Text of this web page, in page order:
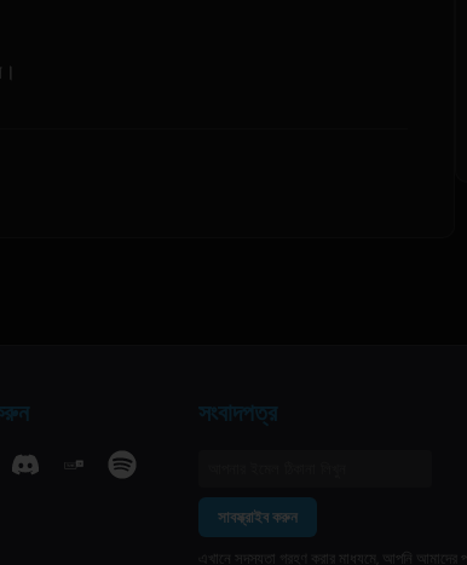
সংবাদপত্র
সাবস্ক্রাইব করুন
এখানে সদস্যতা গ্রহণ করার মাধ্যমে, আপনি আমাদের পপ